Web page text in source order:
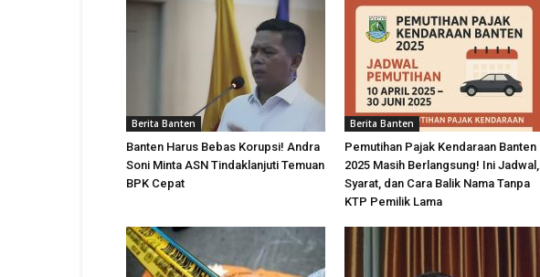
Berita Banten
Banten Harus Bebas Korupsi! Andra
Soni Minta ASN Tindaklanjuti Temuan
BPK Cepat
Berita Banten
Pemutihan Pajak Kendaraan Banten
2025 Masih Berlangsung! Ini Jadwal,
Syarat, dan Cara Balik Nama Tanpa
KTP Pemilik Lama